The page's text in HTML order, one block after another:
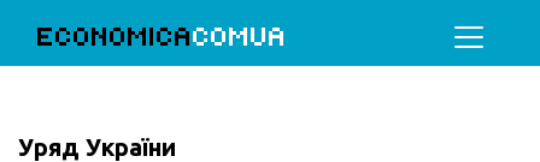
ECONOMICACOMUA
Уряд України